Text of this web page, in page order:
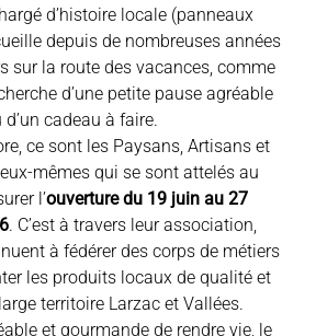
d’histoire locale (panneaux
depuis de nombreuses années
sur la route des vacances, comme
d’une petite pause agréable
d’un cadeau à faire.
ce sont les Paysans, Artisans et
mêmes qui se sont attelés au
l’ouverture du 19 juin au 27
. C’est à travers leur association,
à fédérer des corps de métiers
les produits locaux de qualité et
territoire Larzac et Vallées.
et gourmande de rendre vie, le